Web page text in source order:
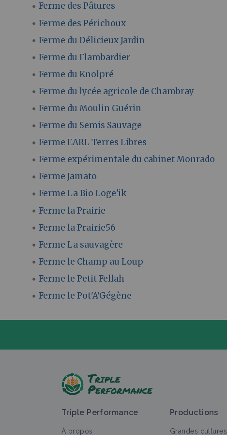
Ferme des Pâtures
Ferme des Périchoux
Ferme du Délicieux Jardin
Ferme du Flambardier
Ferme du Knolpré
Ferme du lycée agricole de Chambray
Ferme du Moulin Guérin
Ferme du Semis Sauvage
Ferme EARL Terres Libres
Ferme expérimentale du cabinet Monrado
Ferme Jamato
Ferme La Bio Loge'ik
Ferme la Prairie
Ferme la Prairie56
Ferme La sauvagère
Ferme le Champ au Loup
Ferme le Petit Fellah
Ferme le Pot'A'Gégène
Triple Performance
À propos
Productions
Grandes cultures